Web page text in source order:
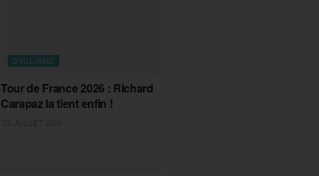
CYCLISME
Tour de France 2026 : Richard
Carapaz la tient enfin !